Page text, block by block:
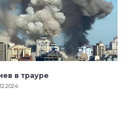
в трауре